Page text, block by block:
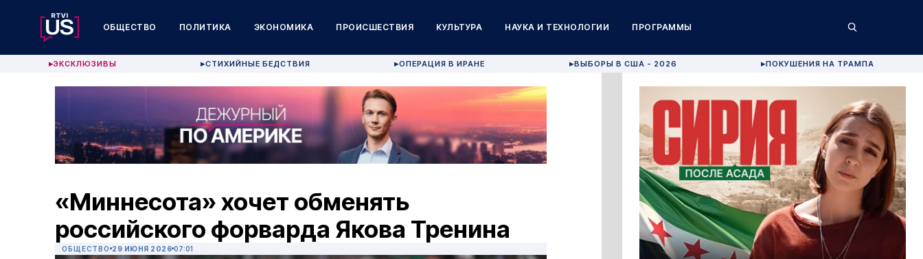
ОБЩЕСТВО ПОЛИТИКА ЭКОНОМИКА ПРОИСШЕСТВИЯ КУЛЬТУРА НАУКА И ТЕХНОЛОГИИ ПРОГРАММЫ
▶ЭКСКЛЮЗИВЫ ▶СТИХИЙНЫЕ БЕДСТВИЯ ▶ОПЕРАЦИЯ В ИРАНЕ ▶ВЫБОРЫ В США - 2026 ▶ПОКУШЕНИЯ НА ТРАМПА
«Миннесота» хочет обменять
российского форварда Якова Тренина
ОБЩЕСТВО 29 ИЮНЯ 2026 07:01